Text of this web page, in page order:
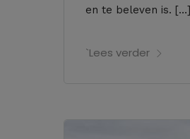
en te beleven is. […]
`Lees verder